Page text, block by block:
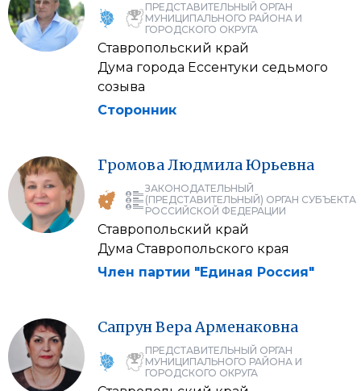
ПРЕДСТАВИТЕЛЬНЫЙ ОРГАН
МУНИЦИПАЛЬНОГО РАЙОНА И
ГОРОДСКОГО ОКРУГА
Ставропольский край
Дума города Ессентуки седьмого
созыва
Сторонник
ГромоваЛюдмилаЮрьевна
ЗАКОНОДАТЕЛЬНЫЙ
(ПРЕДСТАВИТЕЛЬНЫЙ) ОРГАН СУБЪЕКТА
РОССИЙСКОЙ ФЕДЕРАЦИИ
Ставропольский край
Дума Ставропольского края
Член партии "Единая Россия"
СапрунВераАрменаковна
ПРЕДСТАВИТЕЛЬНЫЙ ОРГАН
МУНИЦИПАЛЬНОГО РАЙОНА И
ГОРОДСКОГО ОКРУГА